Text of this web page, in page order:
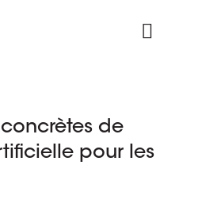
de
pour les